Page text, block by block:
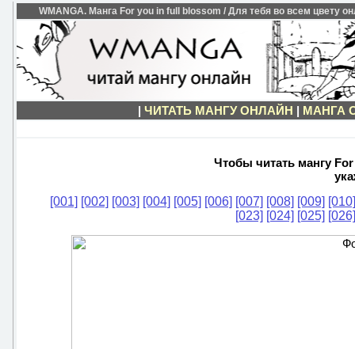
WMANGA. Манга For you in full blossom / Для тебя во всем цвету
| ЧИТАТЬ МАНГУ ОНЛАЙН | МАНГА
Чтобы читать мангу
[001] [002] [003] [004] [005] [006] [007] [008] [009] [010]
[023] [024] [025] [026]